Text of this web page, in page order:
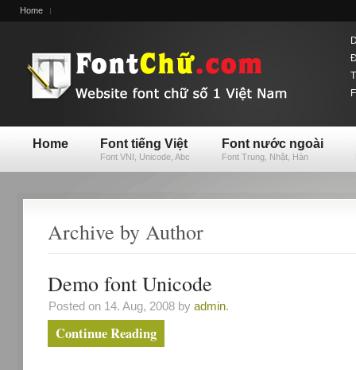
Home
Home Font tiếng Việt
Font VNI, Unicode, Abc
Font nước ngoài
Font Trung, Nhật, Hàn
Archive by Author
Demo font Unicode
Posted on 14. Aug, 2008 by admin.
Continue Reading